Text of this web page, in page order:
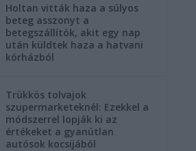
Holtan vitták haza a súlyos
beteg asszonyt a
betegszállítók, akit egy nap
után küldtek haza a hatvani
kórházból
Trükkös tolvajok
szupermarketeknél: Ezekkel a
módszerrel lopják ki az
értékeket a gyanútlan
autósok kocsijából